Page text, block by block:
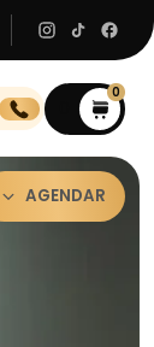
0
AGENDAR